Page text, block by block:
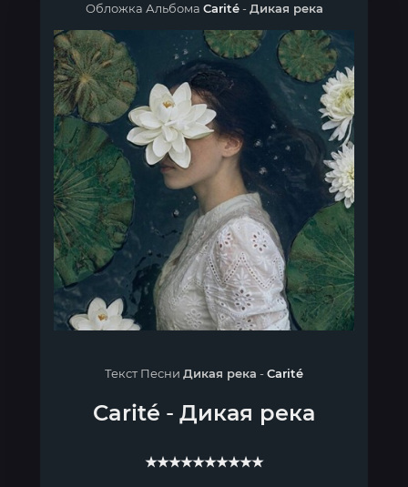
Обложка Альбома Carité-Дикая река
Текст Песни Дикая река -Carité
Carité - Дикая река
★★★★★★★★★★